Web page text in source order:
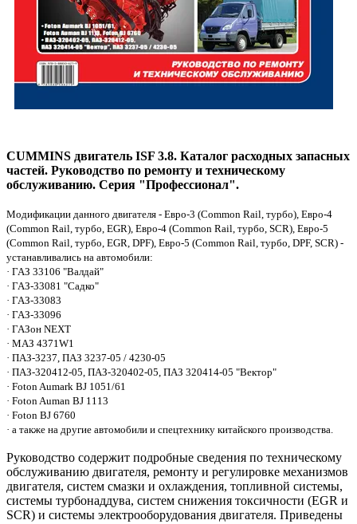
CUMMINS двигатель ISF 3.8. Каталог расходных запасных
частей. Руководство по ремонту и техническому
обслуживанию. Серия "Профессионал".
Модификации данного двигателя - Евро-3 (Common Rail, турбо), Евро-4
(Common Rail, турбо, EGR), Евро-4 (Common Rail, турбо, SCR), Евро-5
(Common Rail, турбо, EGR, DPF), Евро-5 (Common Rail, турбо, DPF, SCR) -
устанавливались на автомобили:
· ГАЗ 33106 "Валдай"
· ГАЗ-33081 "Садко"
· ГАЗ-33083
· ГАЗ-33096
· ГАЗон NEXT
· МАЗ 4371W1
· ПАЗ-3237, ПАЗ 3237-05 / 4230-05
· ПАЗ-320412-05, ПАЗ-320402-05, ПАЗ 320414-05 "Вектор"
· Foton Aumark BJ 1051/61
· Foton Auman BJ 1113
· Foton BJ 6760
· а также на другие автомобили и спецтехнику китайского производства.
Руководство содержит подробные сведения по техническому
обслуживанию двигателя, ремонту и регулировке механизмов
двигателя, систем смазки и охлаждения, топливной системы,
системы турбонаддува, систем снижения токсичности (EGR и
SCR) и системы электрооборудования двигателя. Приведены